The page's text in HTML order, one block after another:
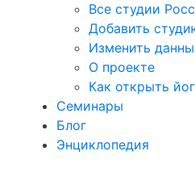
Все студии
Добавить
Изменить
О проекте
Как открыть
Семинары
Блог
Энциклопедия